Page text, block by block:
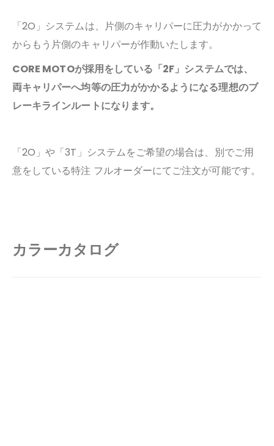
「2O」システムは、片側のキャリパーに圧力がかかって
からもう片側のキャリパーが作動いたします。
CORE MOTOが採用をしている「2F」システムでは、
両キャリパーへ均等の圧力がかかるようになる理想のブ
レーキラインルートになります。
「2O」や「3T」システムをご希望の場合は、別でご用
意をしている特注 フルオーダーにてご注文が可能です。
カラーカタログ